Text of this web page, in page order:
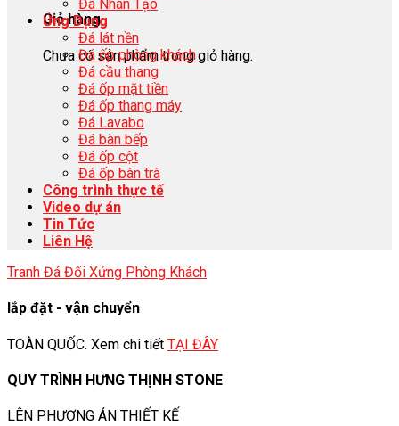
Giỏ hàng
Chưa có sản phẩm trong giỏ hàng.
Đá Nhân Tạo
Ứng Dụng
Đá lát nền
Đá ốp phòng khách
Đá cầu thang
Đá ốp mặt tiền
Đá ốp thang máy
Đá Lavabo
Đá bàn bếp
Đá ốp cột
Đá ốp bàn trà
Công trình thực tế
Video dự án
Tin Tức
Liên Hệ
Tranh Đá Đối Xứng Phòng Khách
lắp đặt - vận chuyển
TOÀN QUỐC. Xem chi tiết TẠI ĐÂY
QUY TRÌNH HƯNG THỊNH STONE
LÊN PHƯƠNG ÁN THIẾT KẾ